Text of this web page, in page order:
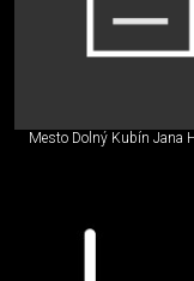
Mesto Dolný Kubín Jana